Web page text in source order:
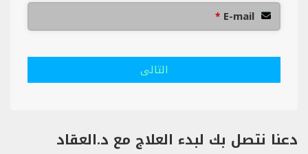
E-mail
*
التالى
دعنا نتصل بك لبدء العلاج مع د.العقاد